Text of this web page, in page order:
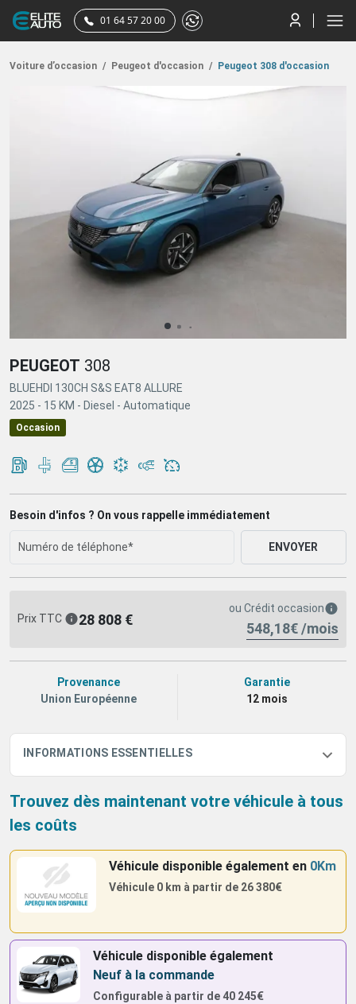
01 64 57 20 00
Voiture d’occasion / Peugeot d'occasion / Peugeot 308 d'occasion
PEUGEOT 308
BLUEHDI 130CH S&S EAT8 ALLURE
2025 - 15 KM - Diesel - Automatique
Occasion
Besoin d'infos ? On vous rappelle immédiatement
ENVOYER
Prix TTC 28 808 €
ou Crédit occasion
548,18€ /mois
Provenance
Union Européenne
Garantie
12 mois
INFORMATIONS ESSENTIELLES
Trouvez dès maintenant votre véhicule à tous
les coûts
Véhicule disponible également en 0Km
Véhicule 0 km à partir de 26 380€
Véhicule disponible également
Neuf à la commande
Configurable à partir de40 245€